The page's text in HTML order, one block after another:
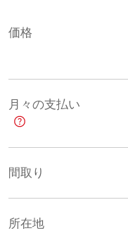
価格
月々の支払い
間取り
所在地